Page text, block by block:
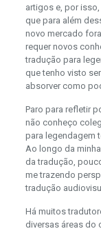
artigos e, por
que para além
novo mercado
requer novos
tradução para
que tenho visto
absorver como
Paro para refletir
não conheço
para legendagem
Ao longo da
da tradução,
me trazendo
tradução
Há muitos
diversas áreas do